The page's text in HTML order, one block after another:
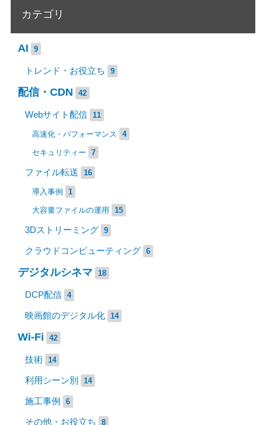
カテゴリ
AI 9
トレンド・お役立ち 9
配信・CDN 42
Webサイト配信 11
高速化・パフォーマンス 4
セキュリティー 7
ファイル転送 16
導入事例 1
大容量ファイルの運用 15
3Dストリーミング 9
クラウドコンピューティング 6
デジタルシネマ 18
DCP配信 4
映画館のデジタル化 14
Wi-Fi 42
技術 14
利用シーン別 14
施工事例 6
その他・お役立ち 8